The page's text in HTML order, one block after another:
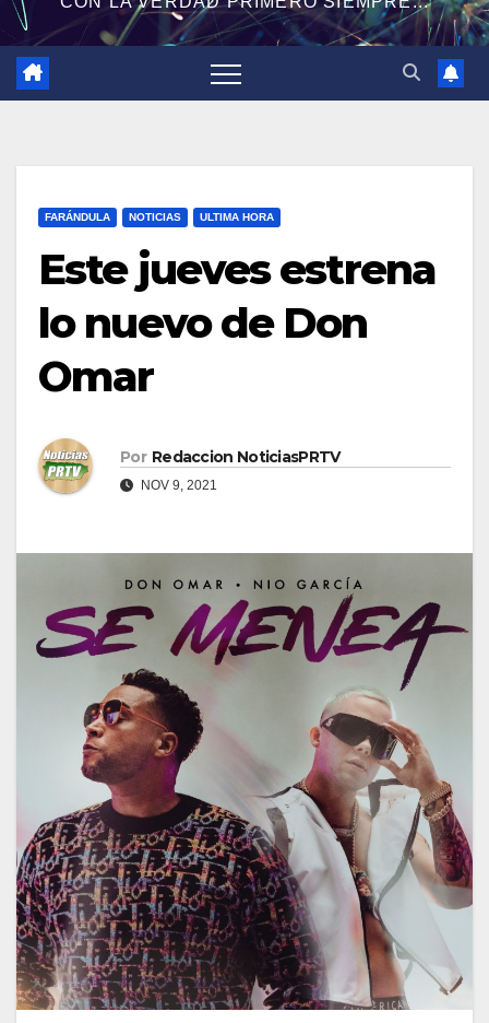
FARÁNDULA NOTICIAS ULTIMA HORA
Este jueves estrena
lo nuevo de Don
Omar
Por Redaccion NoticiasPRTV
NOV 9, 2021